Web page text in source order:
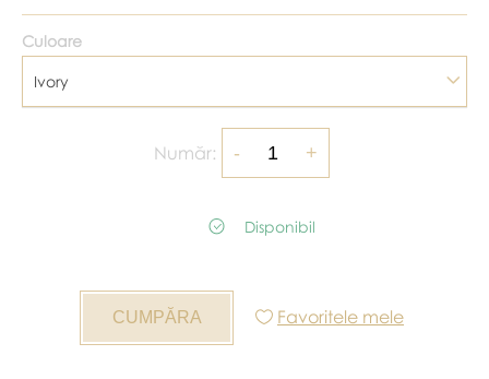
Culoare
Ivory
Număr:
Disponibil
Favoritele mele